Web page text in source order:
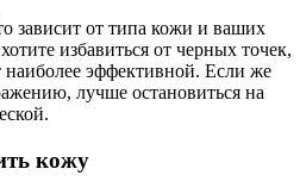
зависит от типа кожи и ваших
избавиться от черных точек,
наиболее эффективной. Если же
лучше остановиться на
кожу